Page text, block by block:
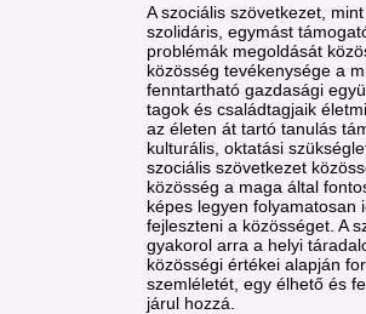
A szociális szövetkezet,
szolidáris, egymást
problémák megoldását
közösség tevékenysége a
fenntartható gazdasági
tagok és családtagjaik
az életen át tartó tanulás
kulturális, oktatási
szociális szövetkezet
közösség a maga által
képes legyen
fejleszteni a közösséget. A
gyakorol arra a helyi
közösségi értékei alapján
szemléletét, egy élhető és
járul hozzá.